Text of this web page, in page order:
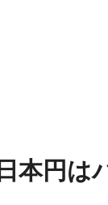
本円は